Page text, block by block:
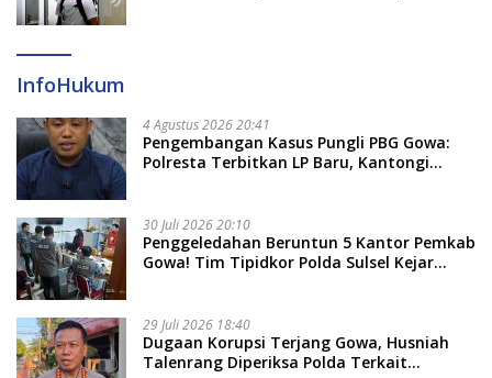
InfoHukum
4 Agustus 2026 20:41
Pengembangan Kasus Pungli PBG Gowa:
Polresta Terbitkan LP Baru, Kantongi
30 Juli 2026 20:10
Penggeledahan Beruntun 5 Kantor Pemkab
Gowa! Tim Tipidkor Polda Sulsel Kejar
29 Juli 2026 18:40
Dugaan Korupsi Terjang Gowa, Husniah
Talenrang Diperiksa Polda Terkait